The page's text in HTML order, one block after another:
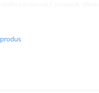
proaspăt culeși aduce o
Violetele adaugă o notă
ideal pentru ocazii speciale
transformându-l într-o